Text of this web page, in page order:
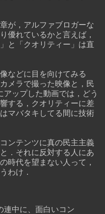
が，アルファブロガーな
優れているかと言えば，
と「クオリティー」は直
などに目を向けてみる
メラで撮った映像と，民
ップした動画では，どう
する，クオリティーに差
マバタキしてる間に技術
ンテンツに真の民主主義
．それに反対する人にあ
時代を望まない人って，
わけ．
連中に、面白いコン